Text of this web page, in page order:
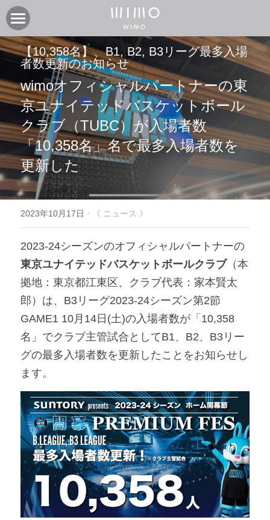
製品
電動アシスト自転車COOZY
電動アシスト自転車COOZY Light
電動クロスバイク URBAN BELT 650
子供自転車wimo kids
外商・卸
オンラインストア
実店舗
CASA WIMO | wimo ショールーム
BASE WIMO | wimo ショールーム
取扱い販売店
取扱い店募集 | 法人問い合わせ
ニュース
お知らせ
ブログ
イベント
サポート
採用情報
保証に関して
よくあるご質問
企業情報
会社紹介
コミュニティ
ユーザークラブ
アンバサダー募集
【10,358名】、B1, B2, B3リーグ最多入場
者数更新のお知らせ
wimoオフィシャルパートナーの東
京ユナイテッドバスケットボール
クラブ（TUBC）が入場者数
「10,358名」名で最多入場者数を
更新した
2023年10月17日 · 《 ニュース 》
2023-24シーズンのオフィシャルパートナーの
東京ユナイテッドバスケットボールクラブ （本
拠地：東京都江東区、クラブ代表：家本賢太
郎）は、B3リーグ2023-24シーズン第2節
GAME1 10月14日(土)の入場者数が「10,358
名」でクラブ主管試合としてB1、B2、B3リー
グの最多入場者数を更新したことをお知らせし
ます。